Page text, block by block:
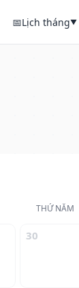
📅Lịch tháng▼
THỨ NĂM
30